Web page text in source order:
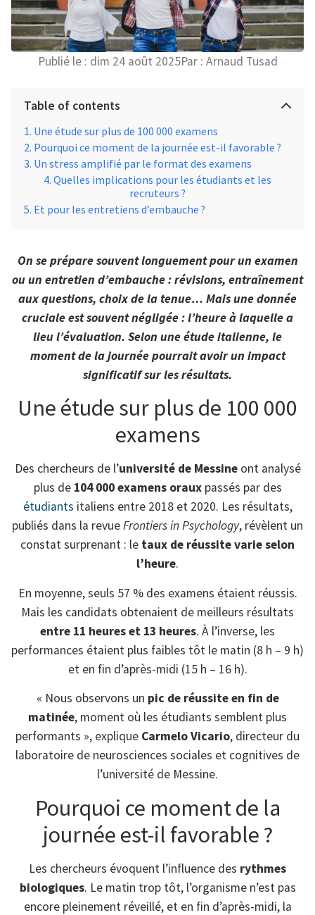
Publié le : dim 24 août 2025Par : Arnaud Tusad
Table of contents
Une étude sur plus de 100 000 examens
Pourquoi ce moment de la journée est-il favorable ?
Un stress amplifié par le format des examens
Quelles implications pour les étudiants et les
recruteurs ?
Et pour les entretiens d’embauche ?
On se prépare souvent longuement pour un examen
ou un entretien d’embauche : révisions, entraînement
aux questions, choix de la tenue… Mais une donnée
cruciale est souvent négligée : l’heure à laquelle a
lieu l’évaluation. Selon une étude italienne, le
moment de la journée pourrait avoir un impact
significatif sur les résultats.
Une étude sur plus de 100 000
examens
Des chercheurs de l’université de Messineont analysé
plus de 104 000 examens orauxpassés par des
étudiants italiens entre 2018 et 2020. Les résultats,
publiés dans la revueFrontiers in Psychology, révèlent un
constat surprenant : le taux de réussite varie selon
l’heure.
En moyenne, seuls 57 % des examens étaient réussis.
Mais les candidats obtenaient de meilleurs résultats
entre 11 heures et 13 heures. À l’inverse, les
performances étaient plus faibles tôt le matin (8 h – 9 h)
et en fin d’après-midi (15 h – 16 h).
« Nous observons un pic de réussite en fin de
matinée, moment où les étudiants semblent plus
performants », explique Carmelo Vicario, directeur du
laboratoire de neurosciences sociales et cognitives de
l’université de Messine.
Pourquoi ce moment de la
journée est-il favorable ?
Les chercheurs évoquent l’influence des rythmes
biologiques. Le matin trop tôt, l’organisme n’est pas
encore pleinement réveillé, et en fin d’après-midi, la